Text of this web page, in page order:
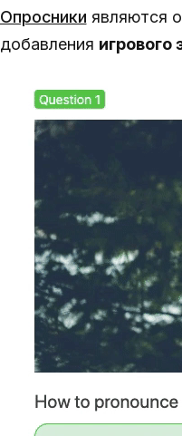
Опросники являются
добавления игрового